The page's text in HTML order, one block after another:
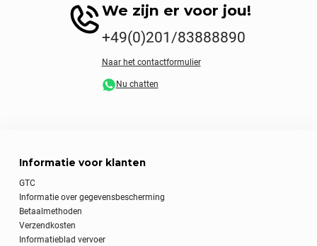
We zijn er voor jou!
+49(0)201/83888890
Naar het contactformulier
Nu chatten
Informatie voor klanten
GTC
Informatie over gegevensbescherming
Betaalmethoden
Verzendkosten
Informatieblad vervoer